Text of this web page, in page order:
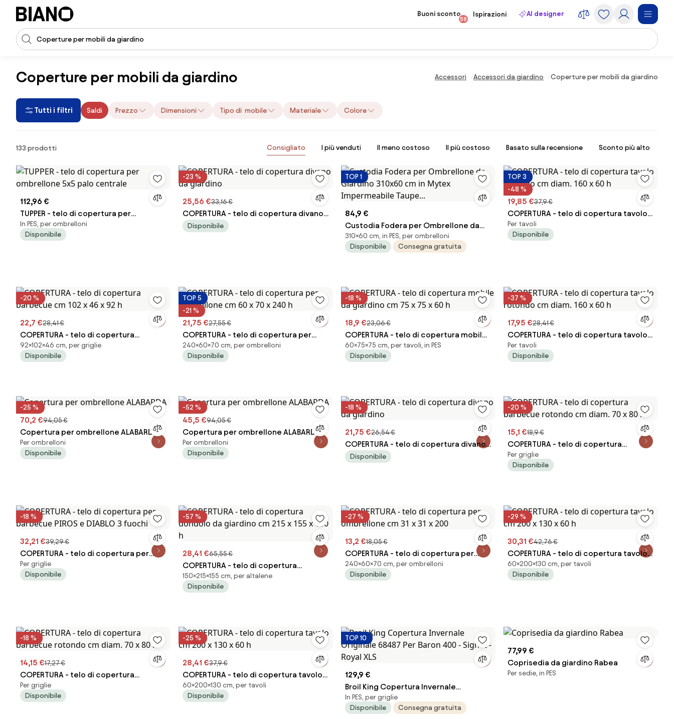
Salta la navigazione, vai al contenuto
Input della ricerca
Buoni sconto
58
Ispirazioni AI designer
Coperture per mobili da giardino Accessori Accessori da giardino Coperture per mobili da giardino
Tutti i filtri Saldi Prezzo Dimensioni Tipo di mobile Materiale Colore
Prodotti
133 prodotti Consigliato I più venduti Il meno costoso Il più costoso Basato sulla recensione Sconto più alto
112,96 €
TUPPER - telo di copertura per
ombrellone 5x5 palo centrale
In PES, per ombrelloni
Disponibile
-23 %
25,56 €33,16 €
COPERTURA - telo di copertura divano
da giardino
Disponibile
TOP 1
84,9 €
Custodia Fodera per Ombrellone da
Giardino 310x60 cm in Mytex
Impermeabile Taupe...
310×60 cm, in PES, per ombrelloni
Disponibile
Consegna gratuita
TOP 3
-48 %
19,85 €37,9 €
COPERTURA - telo di copertura tavolo
rotondo cm diam. 160 x 60 h
Per tavoli
Disponibile
-20 %
22,7 €28,41 €
COPERTURA - telo di copertura
barbecue cm 102 x 46 x 92 h
92×102×46 cm, per griglie
Disponibile
TOP 5
-21 %
21,75 €27,55 €
COPERTURA - telo di copertura per
ombrellone cm 60 x 70 x 240 h
240×60×70 cm, per ombrelloni
Disponibile
-18 %
18,9 €23,06 €
COPERTURA - telo di copertura mobile
da giardino cm 75 x 75 x 60 h
60×75×75 cm, per tavoli, in PES
Disponibile
-37 %
17,95 €28,41 €
COPERTURA - telo di copertura tavolo
rotondo cm diam. 160 x 60 h
Per tavoli
Disponibile
-25 %
70,2 €94,05 €
Copertura per ombrellone ALABARDA
Per ombrelloni
Disponibile
-52 %
45,5 €94,05 €
Copertura per ombrellone ALABARDA
Per ombrelloni
Disponibile
-18 %
21,75 €26,54 €
COPERTURA - telo di copertura divano
da giardino
Disponibile
-20 %
15,1 €18,9 €
COPERTURA - telo di copertura
barbecue rotondo cm diam. 70 x 80 h
Per griglie
Disponibile
-18 %
32,21 €39,29 €
COPERTURA - telo di copertura per
barbecue PIROS e DIABLO 3 fuochi
Per griglie
Disponibile
-57 %
28,41 €65,55 €
COPERTURA - telo di copertura
dondolo da giardino cm 215 x 155 x 150
h
150×215×155 cm, per altalene
Disponibile
-27 %
13,2 €18,05 €
COPERTURA - telo di copertura per
ombrellone cm 31 x 31 x 200
240×60×70 cm, per ombrelloni
Disponibile
-29 %
30,31 €42,76 €
COPERTURA - telo di copertura tavolo
cm 200 x 130 x 60 h
60×200×130 cm, per tavoli
Disponibile
-18 %
14,15 €17,27 €
COPERTURA - telo di copertura
barbecue rotondo cm diam. 70 x 80 h
Per griglie
Disponibile
-25 %
28,41 €37,9 €
COPERTURA - telo di copertura tavolo
cm 200 x 130 x 60 h
60×200×130 cm, per tavoli
Disponibile
TOP 10
129,9 €
Broil King Copertura Invernale
Originale 68487 Per Baron 400 - Signet
- Royal XLS
In PES, per griglie
Disponibile
Consegna gratuita
77,99 €
Coprisedia da giardino Rabea
Per sedie, in PES